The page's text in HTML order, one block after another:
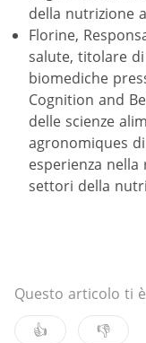
della nutrizione
Florine,
salute, titolare
biomediche
Cognition and
delle scienze
agronomiques
esperienza
settori della
Questo articolo ti
👍
👎